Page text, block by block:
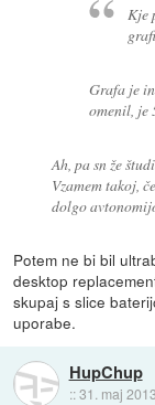
Kje
Grafa je
omenil, je
Ah, pa sn že
Vzamem takoj,
dolgo
Potem ne bi bil
desktop
skupaj s slice
uporabe.
HupChup
::31. maj